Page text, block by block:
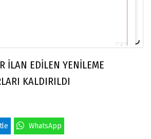
İLAN EDİLEN YENİLEME
KALDIRILDI
WhatsApp